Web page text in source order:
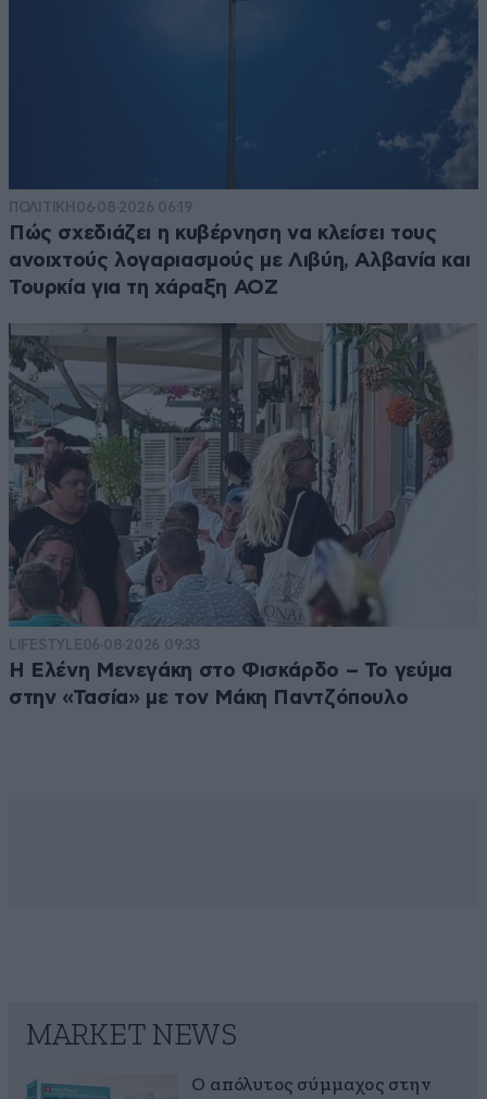
ΠΟΛΙΤΙΚΗ 06·08·2026 06:19
Πώς σχεδιάζει η κυβέρνηση να κλείσει τους
ανοιχτούς λογαριασμούς με Λιβύη, Αλβανία και
Τουρκία για τη χάραξη ΑΟΖ
LIFESTYLE06·08·2026 09:33
Η Ελένη Μενεγάκη στο Φισκάρδο – Το γεύμα
στην «Τασία» με τον Μάκη Παντζόπουλο
MARKET NEWS
Ο απόλυτος σύμμαχος στην